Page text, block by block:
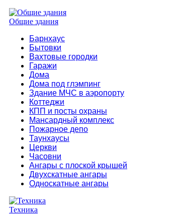
Общие здания
Барнхаус
Бытовки
Вахтовые городки
Гаражи
Дома
Дома под глэмпинг
Здание МЧС в аэропорту
Коттеджи
КПП и посты охраны
Мансардный комплекс
Пожарное депо
Таунхаусы
Церкви
Часовни
Ангары с плоской крышей
Двухскатные ангары
Односкатные ангары
Техника